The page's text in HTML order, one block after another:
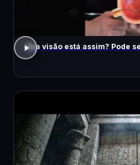
Sua visão está assim? Pode